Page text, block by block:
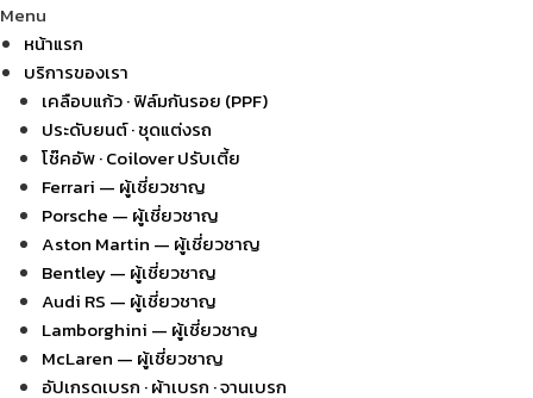
Menu
หน้าแรก
บริการของเรา
เคลือบแก้ว · ฟิล์มกันรอย (PPF)
ประดับยนต์ · ชุดแต่งรถ
โช๊คอัพ · Coilover ปรับเตี้ย
Ferrari — ผู้เชี่ยวชาญ
Porsche — ผู้เชี่ยวชาญ
Aston Martin — ผู้เชี่ยวชาญ
Bentley — ผู้เชี่ยวชาญ
Audi RS — ผู้เชี่ยวชาญ
Lamborghini — ผู้เชี่ยวชาญ
McLaren — ผู้เชี่ยวชาญ
อัปเกรดเบรก · ผ้าเบรก · จานเบรก